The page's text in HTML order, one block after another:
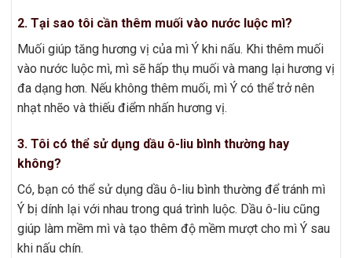
2. Tại sao tôi cần thêm muối vào nước luộc mì?
Muối giúp tăng hương vị của mì Ý khi nấu. Khi thêm muối
vào nước luộc mì, mì sẽ hấp thụ muối và mang lại hương vị
đa dạng hơn. Nếu không thêm muối, mì Ý có thể trở nên
nhạt nhẽo và thiếu điểm nhấn hương vị.
3. Tôi có thể sử dụng dầu ô-liu bình thường hay
không?
Có, bạn có thể sử dụng dầu ô-liu bình thường để tránh mì
Ý bị dính lại với nhau trong quá trình luộc. Dầu ô-liu cũng
giúp làm mềm mì và tạo thêm độ mềm mượt cho mì Ý sau
khi nấu chín.